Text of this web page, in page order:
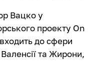
Вацко у
проекту On
до сфери
та Жирони,